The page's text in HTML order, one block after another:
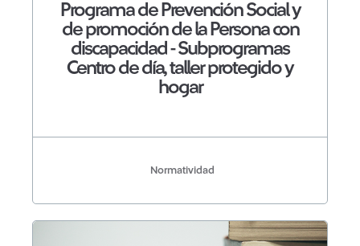
Programa de Prevención Social y
de promoción de la Persona con
discapacidad - Subprogramas
Centro de día, taller protegido y
hogar
Normatividad